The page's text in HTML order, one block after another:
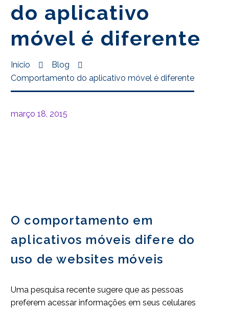
do aplicativo
móvel é diferente
Início
Blog
Comportamento do aplicativo móvel é diferente
março 18, 2015
O comportamento em
aplicativos móveis difere do
uso de websites móveis
Uma pesquisa recente sugere que as pessoas
preferem acessar informações em seus celulares